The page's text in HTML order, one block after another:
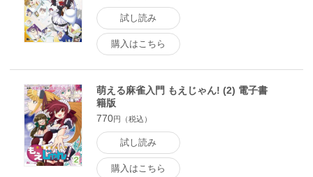
試し読み
購入はこちら
萌える麻雀入門 もえじゃん! (2) 電子書
籍版
770円（税込）
試し読み
購入はこちら